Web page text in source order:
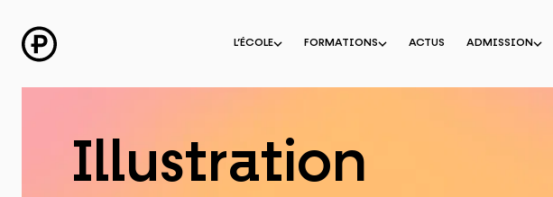
contenu
L’ÉCOLE FORMATIONS ACTUS ADMISSION
Illustration